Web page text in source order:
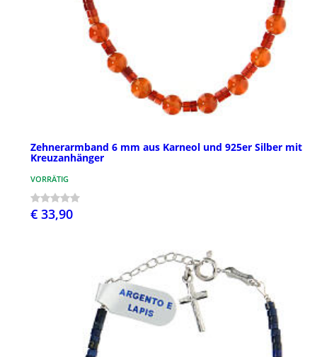
Zehnerarmband 6 mm aus Karneol und 925er Silber mit
Kreuzanhänger
VORRÄTIG
€ 33,90